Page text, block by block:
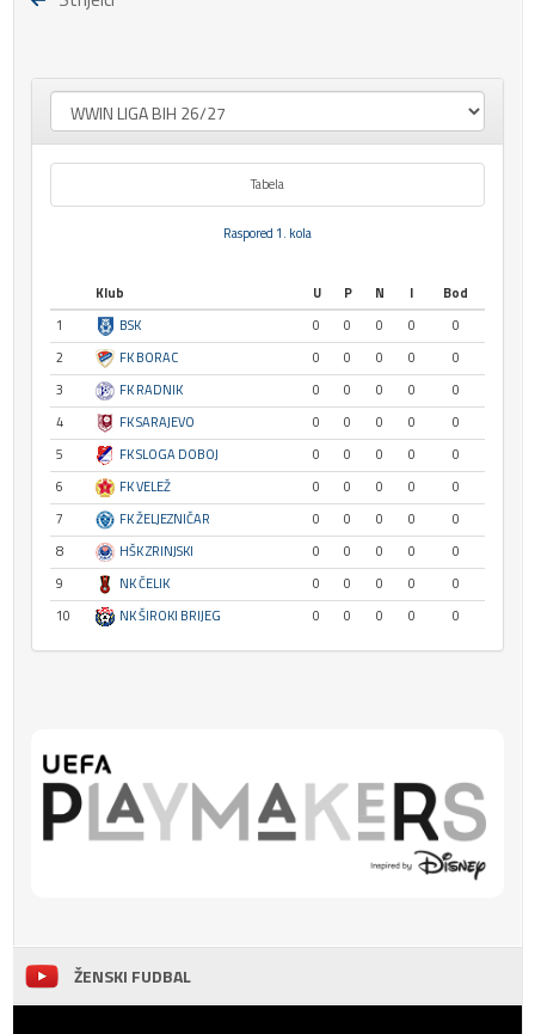
Tabela
Raspored 1. kola
Klub U P N I
Bod
1
BSK 0 0 0 0
0
2
FK BORAC 0 0 0 0
0
3
FK RADNIK 0 0 0 0
0
4
FK SARAJEVO 0 0 0 0
0
5
FK SLOGA DOBOJ 0 0 0 0
0
6
FK VELEŽ 0 0 0 0
0
7
FK ŽELJEZNIČAR 0 0 0 0
0
8
HŠK ZRINJSKI 0 0 0 0
0
9
NK ČELIK 0 0 0 0
0
10
NK ŠIROKI BRIJEG 0 0 0 0 0
ŽENSKI FUDBAL